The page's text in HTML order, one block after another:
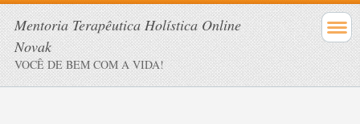
Mentoria Terapêutica Holística Online
Novak
VOCÊ DE BEM COM A VIDA!